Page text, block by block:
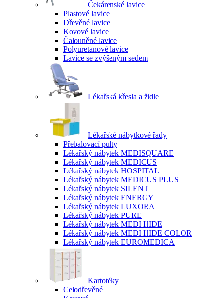
Čekárenské lavice
Plastové lavice
Dřevěné lavice
Kovové lavice
Čalouněné lavice
Polyuretanové lavice
Lavice se zvýšeným sedem
Lékařská křesla a židle
Lékařské nábytkové řady
Přebalovací pulty
Lékařský nábytek MEDISQUARE
Lékařský nábytek MEDICUS
Lékařský nábytek HOSPITAL
Lékařský nábytek MEDICUS PLUS
Lékařský nábytek SILENT
Lékařský nábytek ENERGY
Lékařský nábytek LUXORA
Lékařský nábytek PURE
Lékařský nábytek MEDI HIDE
Lékařský nábytek MEDI HIDE COLOR
Lékařský nábytek EUROMEDICA
Kartotéky
Celodřevěné